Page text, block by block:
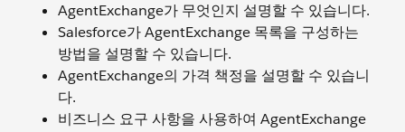
AgentExchange가 무엇인지 설명할 수 있습니다.
Salesforce가 AgentExchange 목록을 구성하는
방법을 설명할 수 있습니다.
AgentExchange의 가격 책정을 설명할 수 있습니
다.
비즈니스 요구 사항을 사용하여 AgentExchange